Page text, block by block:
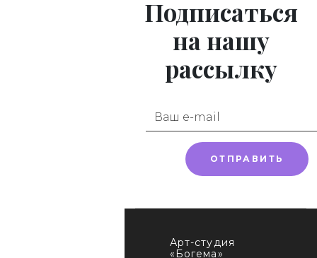
Подписаться
на нашу
рассылку
ОТПРАВИТЬ
Арт-студия
«Богема»